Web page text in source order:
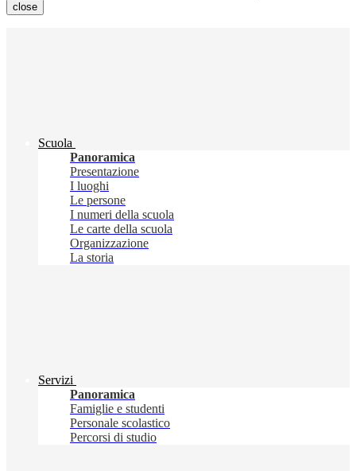
close
Scuola
Panoramica
Presentazione
I luoghi
Le persone
I numeri della scuola
Le carte della scuola
Organizzazione
La storia
Servizi
Panoramica
Famiglie e studenti
Personale scolastico
Percorsi di studio